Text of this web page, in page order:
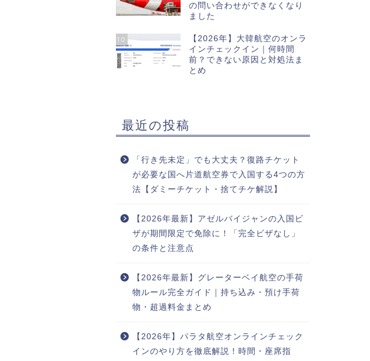
の問い合わせができなくなり
ました
10
【2026年】大韓航空のオンラ
インチェックイン｜何時間
前？できない原因と対処法ま
とめ
最近の投稿
「行き先未定」でも大丈夫？復路チケット
が必要な国へ片道航空券で入国する4つの方
法【ダミーチケット・捨てチケ解説】
【2026年最新】アゼルバイジャンの入国ビ
ザが期間限定で免除に！「完全ビザなし」
の条件と注意点
【2026年最新】グレーターベイ航空の手荷
物ルール完全ガイド｜持ち込み・預け手荷
物・超過料金まとめ
【2026年】パラタ航空オンラインチェック
インのやり方を徹底解説！時間・座席指